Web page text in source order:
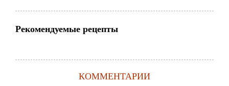
Рекомендуемые рецепты
КОММЕНТАРИИ